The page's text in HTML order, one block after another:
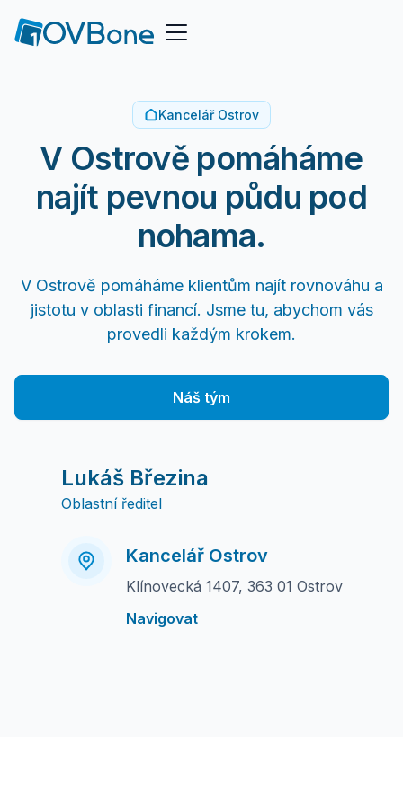
Kancelář Ostrov
V Ostrově pomáháme
najít pevnou půdu pod
nohama.
V Ostrově pomáháme klientům najít rovnováhu a
jistotu v oblasti financí. Jsme tu, abychom vás
provedli každým krokem.
Náš tým
Lukáš Březina
Oblastní ředitel
Kancelář Ostrov
Klínovecká 1407, 363 01 Ostrov
Navigovat